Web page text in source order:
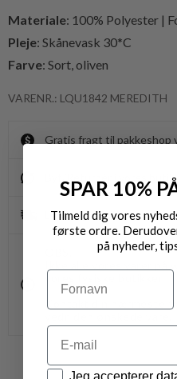
Materiale: 100% Polyester |
Pleje: Skånevask 30*C
Farve: Sort, oliven
VARENR.: LQU1842 MEREDITH
Gratis fragt til pakkeshop
Byt/Returnér i vores
Levering 1-3 dage
Kontakt din nærmeste
SPAR 10%
Tilmeld dig vores
første ordre.
på nyheder,
Navn
Email
Datapolitik
Jeg accepterer